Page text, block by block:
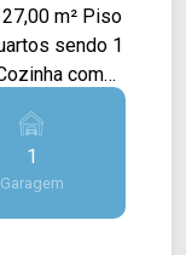
m² Piso
sendo 1
com
para 1
as
1
Garagem